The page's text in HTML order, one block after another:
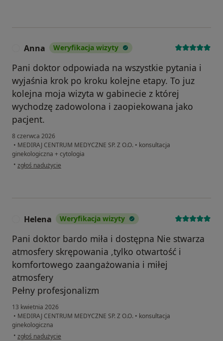
Anna Weryfikacja wizyty
Pani doktor odpowiada na wszystkie pytania i
wyjaśnia krok po kroku kolejne etapy. To juz
kolejna moja wizyta w gabinecie z której
wychodzę zadowolona i zaopiekowana jako
pacjent.
8 czerwca 2026
• MEDIRAJ CENTRUM MEDYCZNE SP. Z O.O. • konsultacja
ginekologiczna + cytologia
• w opinii użytkownika Anna
zgłoś nadużycie
Helena Weryfikacja wizyty
Pani doktor bardo miła i dostępna Nie stwarza
atmosfery skrępowania ,tylko otwartość i
komfortowego zaangażowania i miłej
atmosfery
Pełny profesjonalizm
13 kwietnia 2026
• MEDIRAJ CENTRUM MEDYCZNE SP. Z O.O. • konsultacja
ginekologiczna
• w opinii użytkownika Helena
zgłoś nadużycie